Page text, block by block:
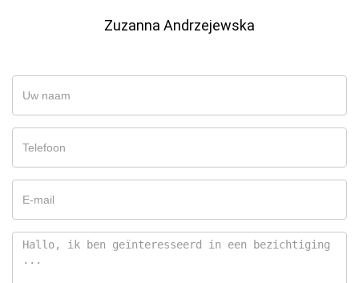
Zuzanna Andrzejewska